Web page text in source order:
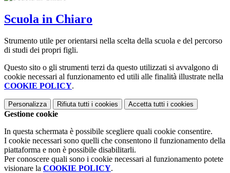
Scuola in Chiaro
Strumento utile per orientarsi nella scelta della scuola e del percorso
di studi dei propri figli.
Questo sito o gli strumenti terzi da questo utilizzati si avvalgono di
cookie necessari al funzionamento ed utili alle finalità illustrate nella
COOKIE POLICY.
Personalizza Rifiuta tutti i cookies Accetta tutti i cookies
Gestione cookie
In questa schermata è possibile scegliere quali cookie consentire.
I cookie necessari sono quelli che consentono il funzionamento della
piattaforma e non è possibile disabilitarli.
Per conoscere quali sono i cookie necessari al funzionamento potete
visionare la COOKIE POLICY.